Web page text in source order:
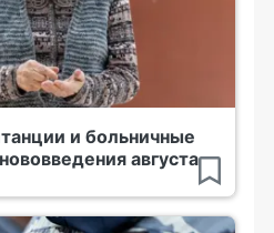
и больничные
августа